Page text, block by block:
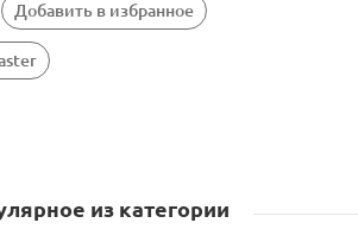
Добавить в избранное
из категории